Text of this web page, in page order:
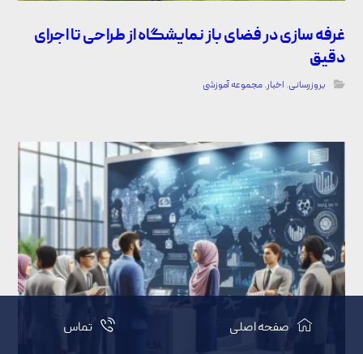
غرفه سازی در فضای باز نمایشگاه از طراحی تا اجرای
دقیق
بروزرسانی, اخبار,مجموعه آموزشی
صفحه اصلی تماس